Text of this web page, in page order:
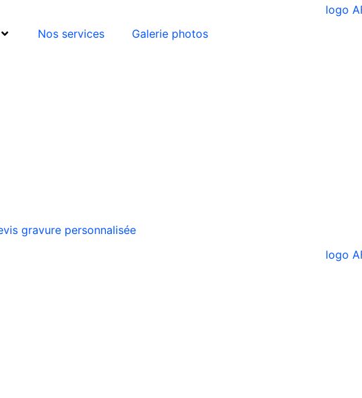
Nos services
Galerie photos
gravure personnalisée